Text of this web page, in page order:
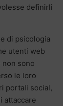
definirli
di psicologia
utenti web
sono
le loro
portali social,
attaccare